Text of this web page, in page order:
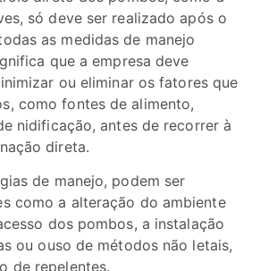
só deve ser realizado após o
as medidas de manejo
que a empresa deve
ou eliminar os fatores que
como fontes de alimento,
nidificação, antes de recorrer à
direta.
de manejo, podem ser
como a alteração do ambiente
dos pombos, a instalação
ou ouso de métodos não letais,
de repelentes.